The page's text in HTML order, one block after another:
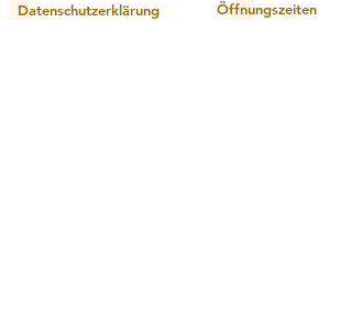
Datenschutzerklärung Öffnungszeiten